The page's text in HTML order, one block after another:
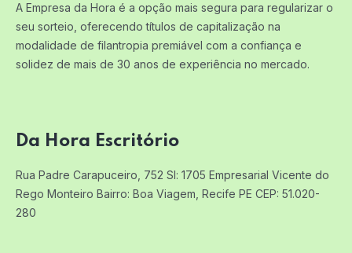
A Empresa da Hora é a opção mais segura para regularizar o
seu sorteio, oferecendo títulos de capitalização na
modalidade de filantropia premiável com a confiança e
solidez de mais de 30 anos de experiência no mercado.
Da Hora Escritório
Rua Padre Carapuceiro, 752 Sl: 1705 Empresarial Vicente do
Rego Monteiro Bairro: Boa Viagem, Recife PE CEP: 51.020-
280